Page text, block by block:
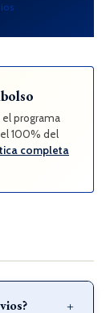
el programa
100% del
completa
+